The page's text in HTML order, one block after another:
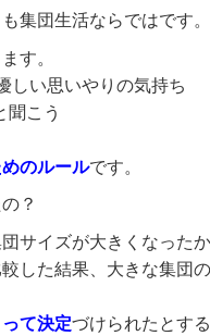
集団生活ならではです。
す。
しい思いやりの気持ち
聞こう
のルールです。
？
サイズが大きくなった
した結果、大きな集団
て決定づけられたとす